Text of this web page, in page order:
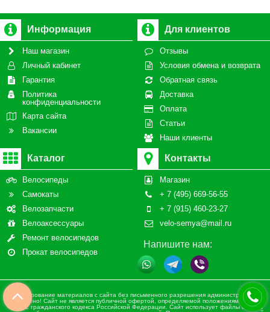
Информация
Наш магазин
Личный кабинет
Гарантия
Политика
конфиденциальности
Карта сайта
Вакансии
Для клиентов
Отзывы
Условия обмена и возврата
Обратная связь
Доставка
Оплата
Статьи
Наши клиенты
Каталог
Велосипеды
Самокаты
Велозапчасти
Велоаксессуары
Ремонт велосипедов
Прокат велосипедов
Контакты
Магазин
+ 7 (495) 669-56-55
+ 7 (915) 460-23-27
velo-semya@mail.ru
Напишите нам:
Копирование материалов с сайта без письменного разрешения администрации
запрещено! Сайт не является публичной офертой, определяемой положениями статьи
437 ч.2 гражданского кодекса Российской Федерации. Сайт использует файлы cookies